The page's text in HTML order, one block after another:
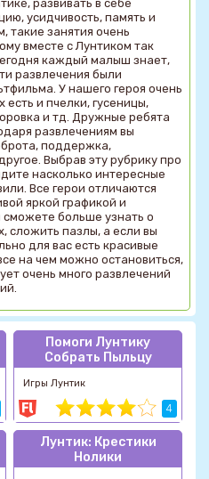
развивать в себе
усидчивость, память и
такие занятия очень
вместе с Лунтиком так
каждый малыш знает,
развлечения были
У нашего героя очень
и пчелки, гусеницы,
и тд. Дружные ребята
развлечениям вы
поддержка,
Выбрав эту рубрику про
насколько интересные
Все герои отличаются
яркой графикой и
больше узнать о
сложить пазлы, а если вы
для вас есть красивые
на чем можно остановиться,
очень много развлечений
Помоги Лунтику
Собрать Пыльцу
Игры Лунтик
4
Лунтик: Крестики
Нолики